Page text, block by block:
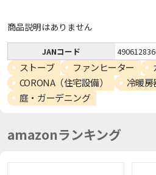
商品説明はありません
JANコード
ストーブ ファンヒーター
CORONA（住宅設備）
冷暖
庭・ガーデニング
amazonランキング